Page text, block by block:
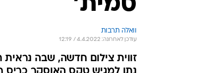
סמית'
וואלה תרבות
עודכן לאחרונה: 4.4.2022 / 12:19
זווית צילום חדשה, שבה